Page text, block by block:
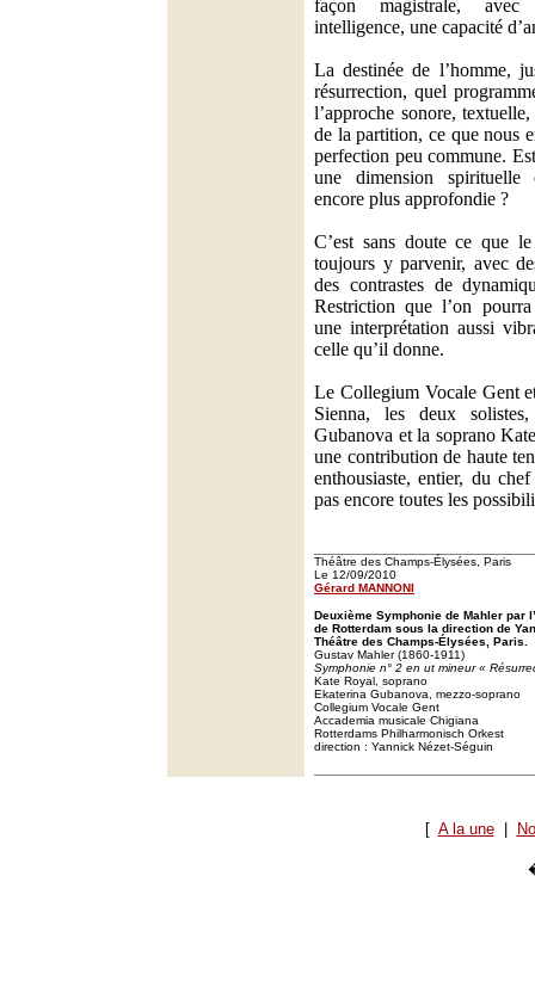
façon magistrale,
intelligence, une capacité
La destinée de l’homme,
résurrection, quel
l’approche sonore,
de la partition, ce que nous
perfection peu commune.
une dimension spirituelle
encore plus approfondie ?
C’est sans doute ce que
toujours y parvenir, avec
des contrastes de
Restriction que l’on
une interprétation aussi
celle qu’il donne.
Le Collegium Vocale Gent
Sienna, les deux
Gubanova et la soprano
une contribution de haute
enthousiaste, entier, du
pas encore toutes les
Théâtre des Champs-Élysées, Paris
Le 12/09/2010
Gérard MANNONI
Deuxième Symphonie de Mahler par
de Rotterdam sous la direction de
Théâtre des Champs-Élysées, Paris.
Gustav Mahler (1860-1911)
Symphonie n° 2 en ut mineur «
Kate Royal, soprano
Ekaterina Gubanova, mezzo-soprano
Collegium Vocale Gent
Accademia musicale Chigiana
Rotterdams Philharmonisch Orkest
direction : Yannick Nézet-Séguin
[ A la une|